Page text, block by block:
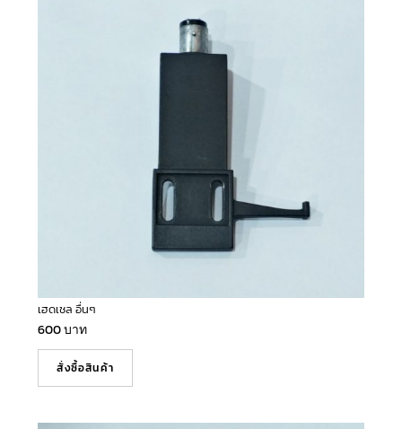
เฮดเชล อื่นๆ
600บาท
สั่งซื้อสินค้า